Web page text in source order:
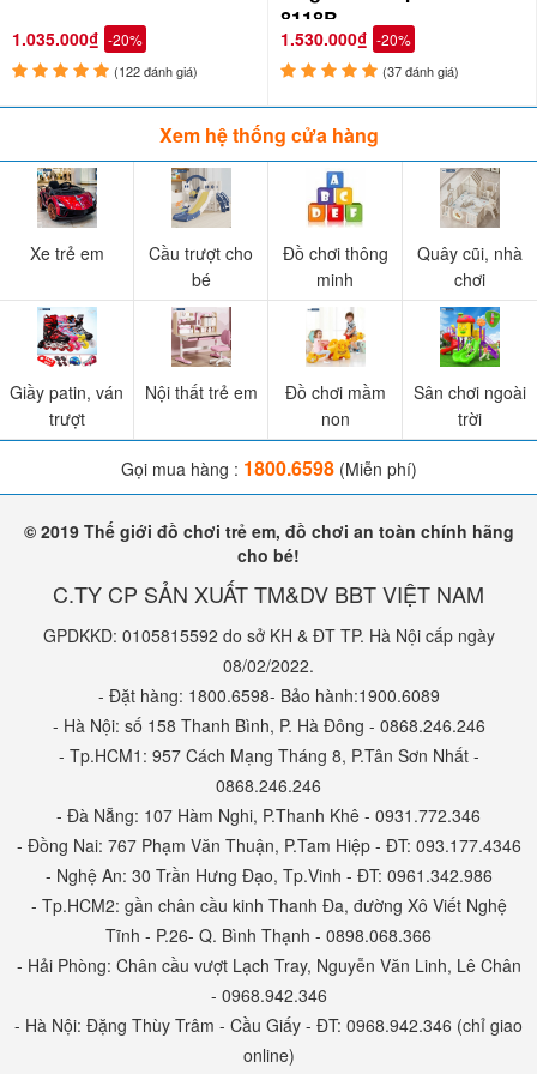
1.035.000₫ -20%
(122 đánh giá)
8118B
1.530.000₫ -20%
(37 đánh giá)
Xem hệ thống cửa hàng
Xe trẻ em
Cầu trượt cho
bé
Đồ chơi thông
minh
Quây cũi, nhà
chơi
Giầy patin, ván
trượt
Nội thất trẻ em
Đồ chơi mầm
non
Sân chơi ngoài
trời
Gọi mua hàng : 1800.6598(Miễn phí)
© 2019 Thế giới đồ chơi trẻ em, đồ chơi an toàn chính hãng
cho bé!
C.TY CP SẢN XUẤT TM&DV BBT VIỆT NAM
GPDKKD: 0105815592 do sở KH & ĐT TP. Hà Nội cấp ngày
08/02/2022.
- Đặt hàng: 1800.6598- Bảo hành:1900.6089
- Hà Nội: số 158 Thanh Bình, P. Hà Đông - 0868.246.246
- Tp.HCM1: 957 Cách Mạng Tháng 8, P.Tân Sơn Nhất -
0868.246.246
- Đà Nẵng: 107 Hàm Nghi, P.Thanh Khê - 0931.772.346
- Đồng Nai: 767 Phạm Văn Thuận, P.Tam Hiệp - ĐT: 093.177.4346
- Nghệ An: 30 Trần Hưng Đạo, Tp.Vinh - ĐT: 0961.342.986
- Tp.HCM2: gần chân cầu kinh Thanh Đa, đường Xô Viết Nghệ
Tĩnh - P.26- Q. Bình Thạnh - 0898.068.366
- Hải Phòng: Chân cầu vượt Lạch Tray, Nguyễn Văn Linh, Lê Chân
- 0968.942.346
- Hà Nội: Đặng Thùy Trâm - Cầu Giấy - ĐT: 0968.942.346 (chỉ giao
online)